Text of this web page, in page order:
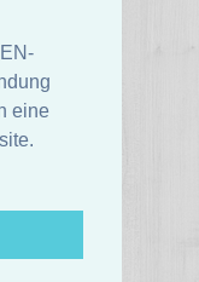
eine